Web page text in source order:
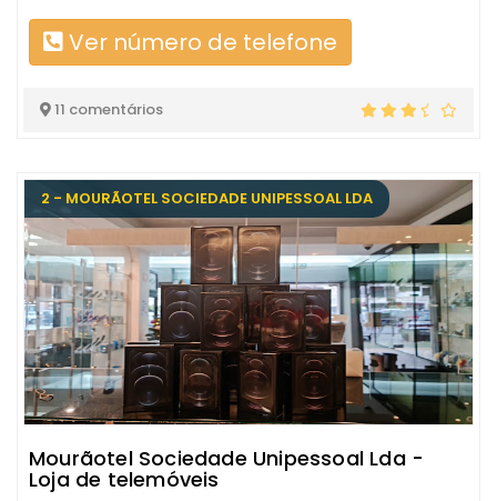
Ver número de telefone
11 comentários
2 - MOURÃOTEL SOCIEDADE UNIPESSOAL LDA
Mourãotel Sociedade Unipessoal Lda -
Loja de telemóveis